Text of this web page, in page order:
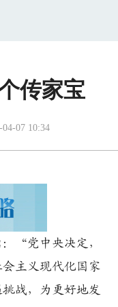
传家宝
04-07 10:34
“党中央决定，
主义现代化国家
战，为更好地发